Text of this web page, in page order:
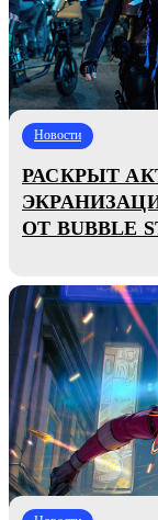
Новости
РАСКРЫТ
ОТ BUBBLE